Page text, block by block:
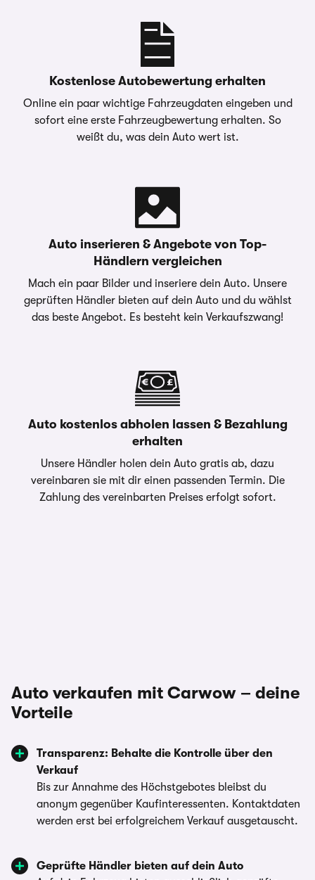
Kostenlose Autobewertung erhalten
Online ein paar wichtige Fahrzeugdaten eingeben und
sofort eine erste Fahrzeugbewertung erhalten. So
weißt du, was dein Auto wert ist.
Auto inserieren & Angebote von Top-
Händlern vergleichen
Mach ein paar Bilder und inseriere dein Auto. Unsere
geprüften Händler bieten auf dein Auto und du wählst
das beste Angebot. Es besteht kein Verkaufszwang!
Auto kostenlos abholen lassen & Bezahlung
erhalten
Unsere Händler holen dein Auto gratis ab, dazu
vereinbaren sie mit dir einen passenden Termin. Die
Zahlung des vereinbarten Preises erfolgt sofort.
Auto verkaufen mit Carwow – deine
Vorteile
Transparenz: Behalte die Kontrolle über den
Verkauf
Bis zur Annahme des Höchstgebotes bleibst du
anonym gegenüber Kaufinteressenten. Kontaktdaten
werden erst bei erfolgreichem Verkauf ausgetauscht.
Geprüfte Händler bieten auf dein Auto